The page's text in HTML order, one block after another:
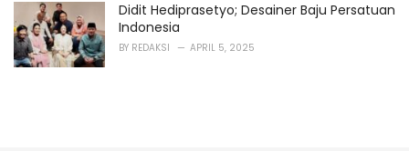
Didit Hediprasetyo; Desainer Baju Persatuan
Indonesia
BY REDAKSI APRIL 5, 2025